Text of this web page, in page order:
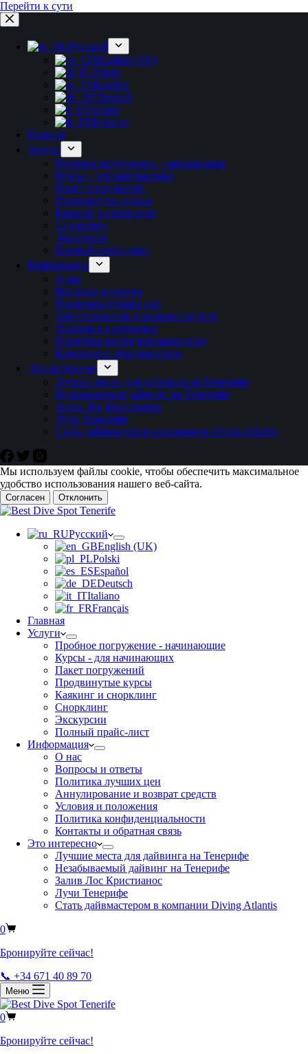
Перейти к сути
Русский
English (UK)
Polski
Español
Deutsch
Italiano
Français
Главная
Услуги
Пробное погружение - начинающие
Курсы - для начинающих
Пакет погружений
Продвинутые курсы
Каякинг и снорклинг
Снорклинг
Экскурсии
Полный прайс-лист
Информация
О нас
Вопросы и ответы
Политика лучших цен
Аннулирование и возврат средств
Условия и положения
Политика конфиденциальности
Контакты и обратная связь
Это интересно
Лучшие места для дайвинга на Тенерифе
Незабываемый дайвинг на Тенерифе
Залив Лос Кристианос
Лучи Тенерифе
Стать дайвмастером в компании Diving Atlantis
Мы используем файлы cookie, чтобы обеспечить максимальное
удобство использования нашего веб-сайта.
Согласен Отклонить
Русский
English (UK)
Polski
Español
Deutsch
Italiano
Français
Главная
Услуги
Пробное погружение - начинающие
Курсы - для начинающих
Пакет погружений
Продвинутые курсы
Каякинг и снорклинг
Снорклинг
Экскурсии
Полный прайс-лист
Информация
О нас
Вопросы и ответы
Политика лучших цен
Аннулирование и возврат средств
Условия и положения
Политика конфиденциальности
Контакты и обратная связь
Это интересно
Лучшие места для дайвинга на Тенерифе
Незабываемый дайвинг на Тенерифе
Залив Лос Кристианос
Лучи Тенерифе
Стать дайвмастером в компании Diving Atlantis
0
Бронируйте сейчас!
📞 +34 671 40 89 70
Меню
0
Бронируйте сейчас!